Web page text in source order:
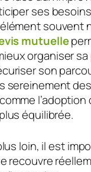
ses
souvent
mutuelle
organiser sa
son
sereinement
l’adoption
équilibrée.
loin, il est
recouvre